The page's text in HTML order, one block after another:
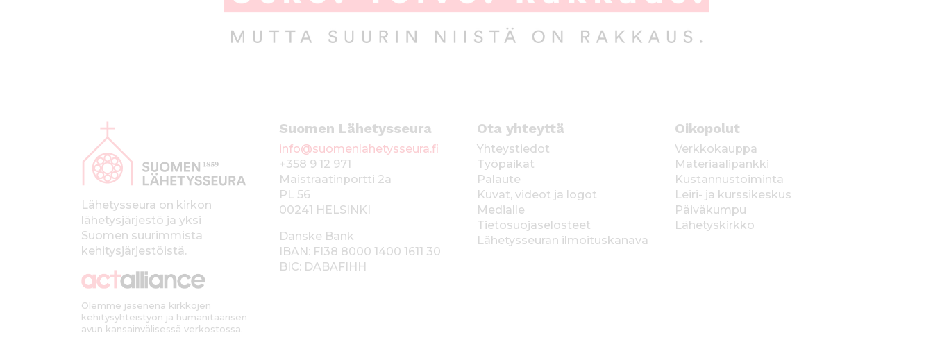
Lähetysseura on kirkon
lähetysjärjestö ja yksi
Suomen suurimmista
kehitysjärjestöistä.
Olemme jäsenenä kirkkojen
kehitysyhteistyön ja humanitaarisen
avun kansainvälisessä verkostossa.
Suomen Lähetysseura
info@suomenlahetysseura.fi
+358 9 12 971
Maistraatinportti 2a
PL 56
00241 HELSINKI
Danske Bank
IBAN: FI38 8000 1400 1611 30
BIC: DABAFIHH
Ota yhteyttä
Yhteystiedot
Työpaikat
Palaute
Kuvat, videot ja logot
Medialle
Tietosuojaselosteet
Lähetysseuran ilmoituskanava
Oikopolut
Verkkokauppa
Materiaalipankki
Kustannustoiminta
Leiri- ja kurssikeskus
Päiväkumpu
Lähetyskirkko